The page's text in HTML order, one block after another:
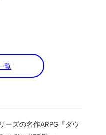
覧
ーズの名作ARPG『ダウ